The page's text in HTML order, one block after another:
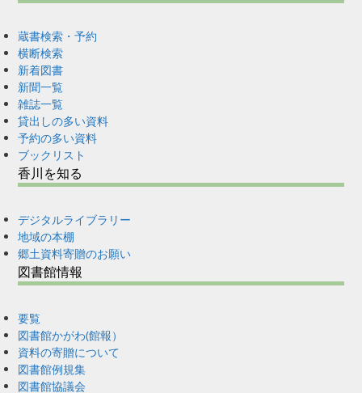
蔵書検索・予約
横断検索
新着図書
新聞一覧
雑誌一覧
貸出しの多い資料
予約の多い資料
ブックリスト
香川を知る
デジタルライブラリー
地域の本棚
郷土資料寄贈のお願い
図書館情報
要覧
図書館かがわ(館報）
資料の寄贈について
図書館例規集
図書館協議会